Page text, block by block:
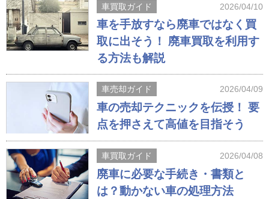
車買取ガイド 2026/04/10
車を手放すなら廃車ではなく買
取に出そう！ 廃車買取を利用す
る方法も解説
車売却ガイド 2026/04/09
車の売却テクニックを伝授！ 要
点を押さえて高値を目指そう
車買取ガイド 2026/04/08
廃車に必要な手続き・書類と
は？動かない車の処理方法